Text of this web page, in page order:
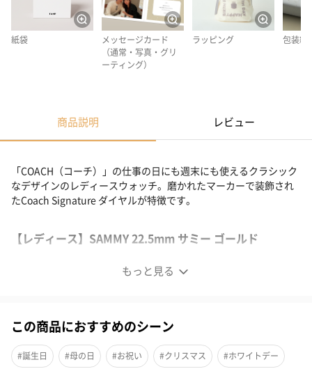
紙袋
メッセージカード
（通常・写真・グリ
ーティング）
ラッピング 包装紙
商品説明 レビュー
もっと見る
「COACH（コーチ）」の仕事の日にも週末にも使えるクラシック
なデザインのレディースウォッチ。磨かれたマーカーで装飾され
たCoach Signature ダイヤルが特徴です。
【レディース】SAMMY 22.5mm サミー ゴールド
この商品におすすめのシーン
#誕生日 #母の日 #お祝い #クリスマス #ホワイトデー